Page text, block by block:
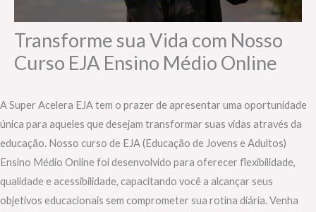
Transforme sua Vida com Nosso
Curso EJA Ensino Médio Online
A Super Acelera EJA tem o prazer de apresentar uma oportunidade
única para aqueles que desejam transformar suas vidas através da
educação. Nosso curso de EJA (Educação de Jovens e Adultos)
Ensino Médio Online foi desenvolvido para oferecer flexibilidade,
qualidade e acessibilidade, capacitando você a alcançar seus
objetivos educacionais sem comprometer sua rotina diária. Venha